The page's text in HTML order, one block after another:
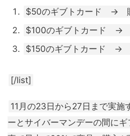
$50のギブトカード →
$100のギブトカード →
$150のギブトカード →
[/list]
11月の23日から27日まで実施
ーとサイバーマンデーの間に